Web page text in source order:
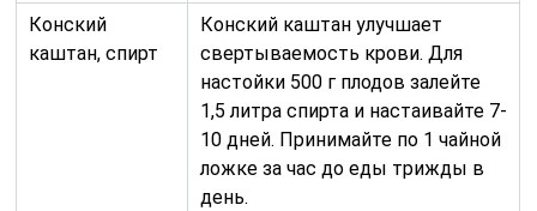
Конский
каштан, спирт
Конский каштан улучшает
свертываемость крови. Для
настойки 500 г плодов залейте
1,5 литра спирта и настаивайте 7-
10 дней. Принимайте по 1 чайной
ложке за час до еды трижды в
день.